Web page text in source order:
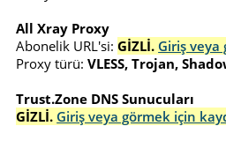
All Xray Proxy
Abonelik URL'si: GİZLİ. Giriş
Proxy türü: VLESS, Trojan,
Trust.Zone DNS Sunucuları
GİZLİ. Giriş veya görmek için